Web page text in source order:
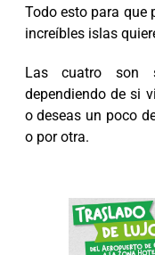
Todo esto para que
increíbles islas
Las cuatro son
dependiendo de si
o deseas un poco
o por otra.